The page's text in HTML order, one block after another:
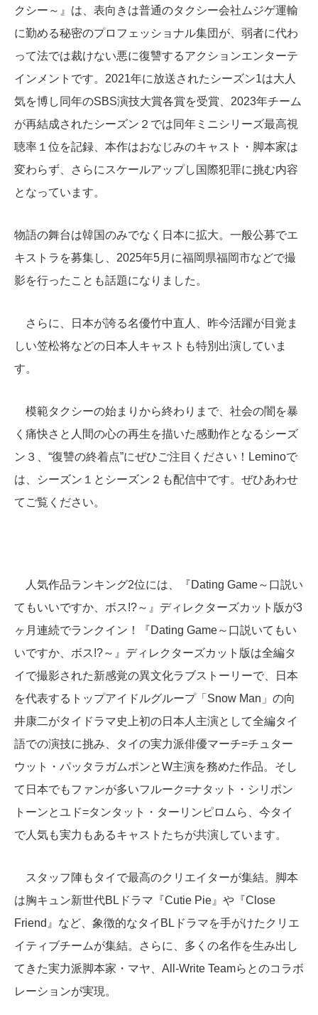
クシー～』は、表向きは普通のタクシー会社ムジゲ運輸
に勤める秘密のプロフェッショナル集団が、弱者に代わ
って法では裁けない悪に復讐するアクションエンターテ
インメントです。2021年に放送されたシーズン1は大人
気を博し同年のSBS演技大賞各賞を受賞、2023年チーム
が再結成されたシーズン２では同年ミニシリーズ最高視
聴率１位を記録、本作はおなじみのキャスト・脚本家は
変わらず、さらにスケールアップし国際犯罪に挑む内容
となっています。
物語の舞台は韓国のみでなく日本に拡大。一般公募でエ
キストラを募集し、2025年5月に福岡県福岡市などで撮
影を行ったことも話題になりました。
さらに、日本が誇る名優竹中直人、昨今活躍が目覚ま
しい笠松将などの日本人キャストも特別出演していま
す。
模範タクシーの始まりから終わりまで、社会の闇を暴
く痛快さと人間の心の再生を描いた感動作となるシーズ
ン３、“復讐の終着点”にぜひご注目ください！Leminoで
は、シーズン１とシーズン２も配信中です。ぜひあわせ
てご覧ください。
人気作品ランキング2位には、『Dating Game～口説い
てもいいですか、ボス!?～』ディレクターズカット版が3
ヶ月連続でランクイン！『Dating Game～口説いてもい
いですか、ボス!?～』ディレクターズカット版は全編タ
イで撮影された新感覚の異文化ラブストーリーで、日本
を代表するトップアイドルグループ「Snow Man」の向
井康二がタイドラマ史上初の日本人主演として全編タイ
語での演技に挑み、タイの実力派俳優マーチ=チュター
ウット・パッタラガムポンとW主演を務めた作品。そし
て日本でもファンが多いフルーク=ナタット・シリポン
トーンとユド=タンタット・ターリンピロムら、今タイ
で人気も実力もあるキャストたちが共演しています。
スタッフ陣もタイで最高のクリエイターが集結。脚本
は胸キュン新世代BLドラマ『Cutie Pie』や『Close
Friend』など、象徴的なタイBLドラマを手がけたクリエ
イティブチームが集結。さらに、多くの名作を生み出し
てきた実力派脚本家・マヤ、All-Write Teamらとのコラボ
レーションが実現。